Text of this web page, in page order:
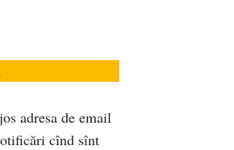
adresa de email
cînd sînt